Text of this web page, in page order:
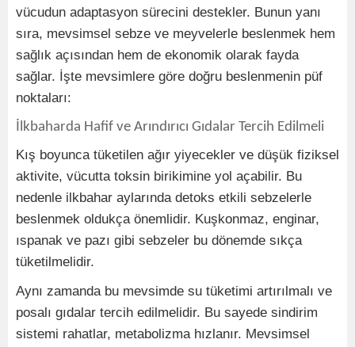
vücudun adaptasyon sürecini destekler. Bunun yanı
sıra, mevsimsel sebze ve meyvelerle beslenmek hem
sağlık açısından hem de ekonomik olarak fayda
sağlar. İşte mevsimlere göre doğru beslenmenin püf
noktaları:
İlkbaharda Hafif ve Arındırıcı Gıdalar Tercih Edilmeli
Kış boyunca tüketilen ağır yiyecekler ve düşük fiziksel
aktivite, vücutta toksin birikimine yol açabilir. Bu
nedenle ilkbahar aylarında detoks etkili sebzelerle
beslenmek oldukça önemlidir. Kuşkonmaz, enginar,
ıspanak ve pazı gibi sebzeler bu dönemde sıkça
tüketilmelidir.
Aynı zamanda bu mevsimde su tüketimi artırılmalı ve
posalı gıdalar tercih edilmelidir. Bu sayede sindirim
sistemi rahatlar, metabolizma hızlanır. Mevsimsel